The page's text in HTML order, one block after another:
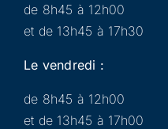
de 8h45 à 12h00
et de 13h45 à 17h30
Le vendredi :
de 8h45 à 12h00
et de 13h45 à 17h00